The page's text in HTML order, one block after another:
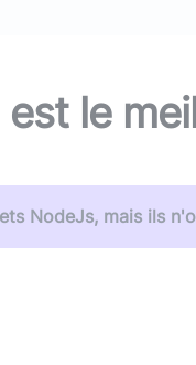
le
NodeJs, mais ils